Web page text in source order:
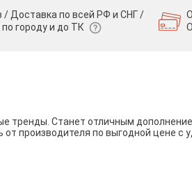
/ Доставка по всей РФ и СНГ /
городу и до ТК
тренды. Станет отличным
производителя по выгодной цене с